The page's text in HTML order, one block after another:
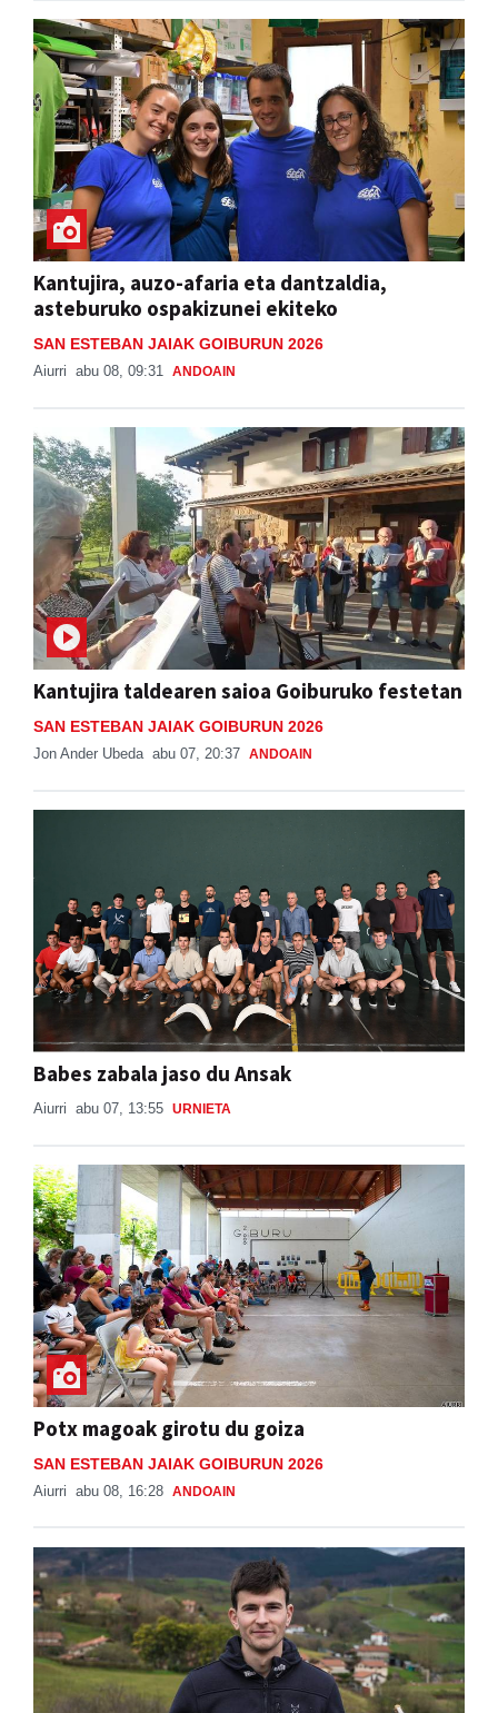
Kantujira, auzo-afaria eta dantzaldia,
asteburuko ospakizunei ekiteko
SAN ESTEBAN JAIAK GOIBURUN 2026
Aiurri abu 08, 09:31 ANDOAIN
Kantujira taldearen saioa Goiburuko festetan
SAN ESTEBAN JAIAK GOIBURUN 2026
Jon Ander Ubeda abu 07, 20:37 ANDOAIN
Babes zabala jaso du Ansak
Aiurri abu 07, 13:55 URNIETA
Potx magoak girotu du goiza
SAN ESTEBAN JAIAK GOIBURUN 2026
Aiurri abu 08, 16:28 ANDOAIN